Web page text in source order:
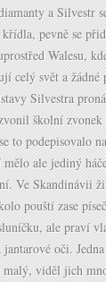
a Silvestr
pevně se
Walesu,
celý svět a
Silvestra
školní
to podepisovalo
ale jediný
Ve Skandinávii
pouští zase
ale praví
oči.
viděl jich